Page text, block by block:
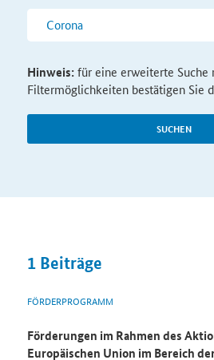
SUCHEN
Hinweis:für eine erweiterte Suche
Filtermöglichkeiten bestätigen Sie
1 Beiträge
FÖRDERPROGRAMM
Förderungen im Rahmen des
Europäischen Union im Bereich